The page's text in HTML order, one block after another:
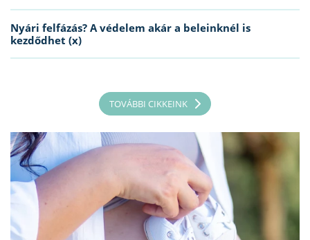
Nyári felfázás? A védelem akár a beleinknél is
kezdődhet (x)
TOVÁBBI CIKKEINK